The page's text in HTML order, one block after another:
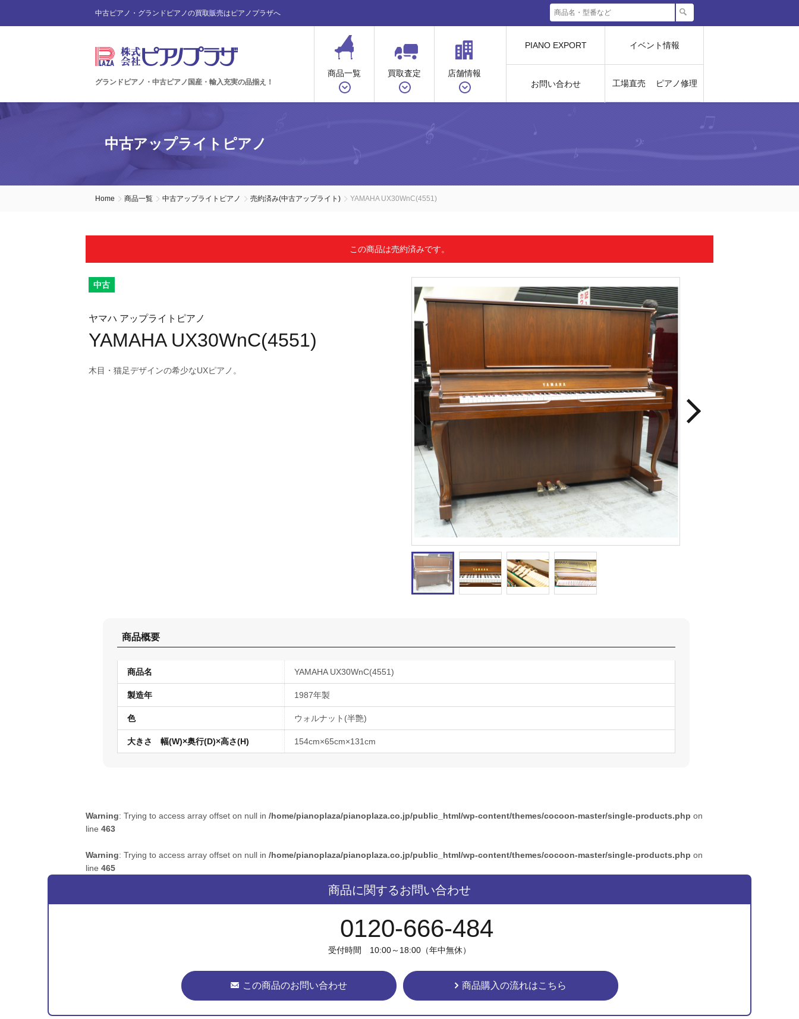
中古ピアノ・グランドピアノの買取販売はピアノプラザへ
グランドピアノ・中古ピアノ国産・輸入充実の品揃え！
商品一覧 買取査定 店舗情報
PIANO EXPORT
お問い合わせ
イベント情報
工場直売 ピアノ修理
中古アップライトピアノ
Home 商品一覧 中古アップライトピアノ 売約済み(中古アップライト) YAMAHA UX30WnC(4551)
この商品は売約済みです。
中古
ヤマハ アップライトピアノ
YAMAHA UX30WnC(4551)
木目・猫足デザインの希少なUXピアノ。
商品概要
商品名 YAMAHA UX30WnC(4551)
製造年 1987年製
色 ウォルナット(半艶)
大きさ 幅(W)×奥行(D)×高さ(H) 154cm×65cm×131cm
Warning: Trying to access array offset on null in /home/pianoplaza/pianoplaza.co.jp/public_html/wp-content/themes/cocoon-master/single-products.php on
line 463
Warning: Trying to access array offset on null in /home/pianoplaza/pianoplaza.co.jp/public_html/wp-content/themes/cocoon-master/single-products.php on
line 465
商品に関するお問い合わせ
0120-666-484
受付時間 10:00～18:00（年中無休）
この商品のお問い合わせ 商品購入の流れはこちら